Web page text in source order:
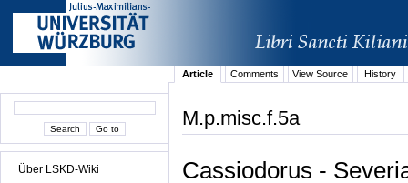
Über LSKD-Wiki
Article Comments View Source History
M.p.misc.f.5a
Cassiodorus -